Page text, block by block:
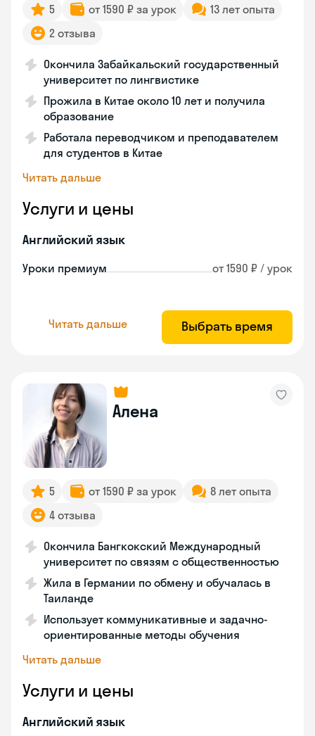
5 от 1590 ₽ за урок
13 лет опыта
2 отзыва
Окончила Забайкальский государственный
университет по лингвистике
Прожила в Китае около 10 лет и получила
образование
Работала переводчиком и преподавателем
для студентов в Китае
Читать дальше
Услуги и цены
Английский язык
Уроки премиум от 1590 ₽ / урок
Читать дальше Выбрать время
Алена
5 от 1590 ₽ за урок
8 лет опыта
4 отзыва
Окончила Бангкокский Международный
университет по связям с общественностью
Жила в Германии по обмену и обучалась в
Таиланде
Использует коммуникативные и задачно-
ориентированные методы обучения
Читать дальше
Услуги и цены
Английский язык